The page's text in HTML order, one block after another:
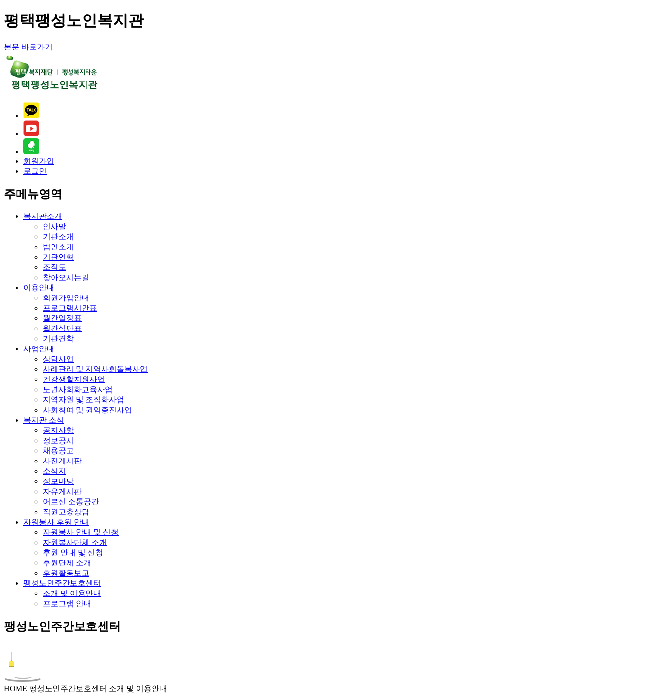
평택팽성노인복지관
본문 바로가기
회원가입
로그인
주메뉴영역
복지관소개
인사말
기관소개
법인소개
기관연혁
조직도
찾아오시는길
이용안내
회원가입안내
프로그램시간표
월간일정표
월간식단표
기관견학
사업안내
상담사업
사례관리 및 지역사회돌봄사업
건강생활지원사업
노년사회화교육사업
지역자원 및 조직화사업
사회참여 및 권익증진사업
복지관 소식
공지사항
정보공시
채용공고
사진게시판
소식지
정보마당
자유게시판
어르신 소통공간
직원고충상담
자원봉사 후원 안내
자원봉사 안내 및 신청
자원봉사단체 소개
후원 안내 및 신청
후원단체 소개
후원활동보고
팽성노인주간보호센터
소개 및 이용안내
프로그램 안내
팽성노인주간보호센터
HOME 팽성노인주간보호센터 소개 및 이용안내